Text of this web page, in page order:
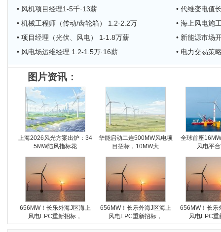
• 风机项目经理1-5千·13薪
• 代维变电值
• 机械工程师（传动/齿轮箱） 1.2-2.2万
• 海上风电施
• 项目经理（光伏、风电） 1-1.8万薪
• 新能源市场
• 风电场运维经理 1.2-1.5万·16薪
• 电力交易策
图片资讯：
上海2026风光方案出炉：34
5MW陆风指标花
华能启动二连500MW风电项
目招标，10MW大
全球首座
风电平
656MW！长乐外海J区海上
风电EPC重新招标，
656MW！长乐外海J区海上
风电EPC重新招标，
656MW！长乐
风电EPC重